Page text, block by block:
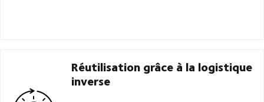
Réutilisation grâce à la logistique
inverse